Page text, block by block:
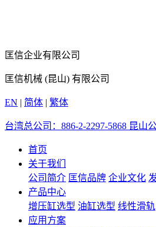
匡信企业有限公司
匡信机械 (昆山) 有限公司
EN | 简体 | 繁体
台湾总公司：886-2-2297-5868 昆山
首页
关于我们
公司简介 匡信品牌 企业文化
产品中心
增压缸选型 油缸选型 线性滑轨
应用方案